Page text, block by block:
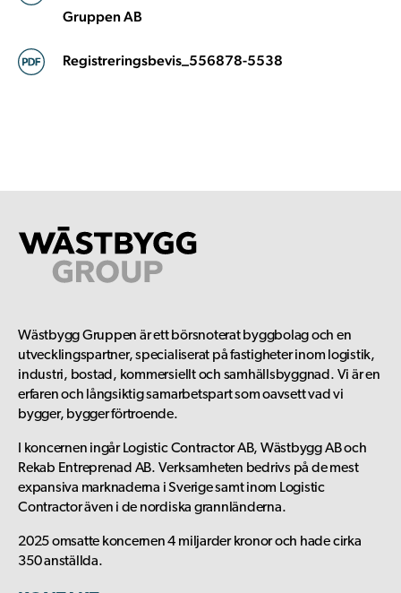
Gruppen AB
Registreringsbevis_556878-5538
Wästbygg Gruppen är ett börsnoterat byggbolag och en
utvecklingspartner, specialiserat på fastigheter inom logistik,
industri, bostad, kommersiellt och samhällsbyggnad. Vi är en
erfaren och långsiktig samarbetspart som oavsett vad vi
bygger, bygger förtroende.
I koncernen ingår Logistic Contractor AB, Wästbygg AB och
Rekab Entreprenad AB. Verksamheten bedrivs på de mest
expansiva marknaderna i Sverige samt inom Logistic
Contractor även i de nordiska grannländerna.
2025 omsatte koncernen 4 miljarder kronor och hade cirka
350 anställda.